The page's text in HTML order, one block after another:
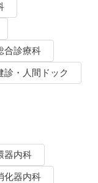
合診療科
診・人間ドック
器内科
化器内科